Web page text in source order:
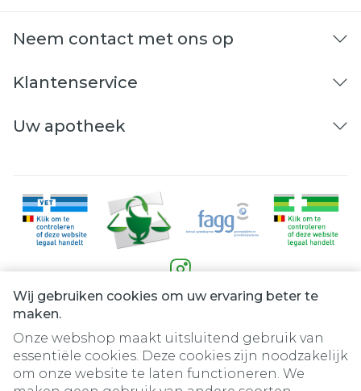
Wij gebruiken cookies om uw ervaring beter te
maken.
Onze webshop maakt uitsluitend gebruik van
essentiële cookies. Deze cookies zijn noodzakelijk
om onze website te laten functioneren. We
Neem contact met ons op
Klantenservice
Uw apotheek
Juridische links